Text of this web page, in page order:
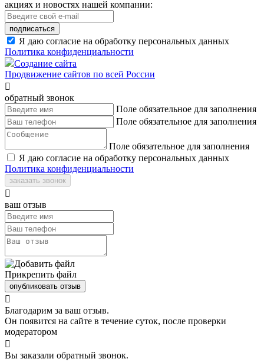
акциях и новостях нашей компании:
подписаться
Я даю согласие на обработку персональных данных
Политика конфиденциальности
Создание сайта
Продвижение сайтов по всей России

обратный звонок
Поле обязательное для заполнения
Поле обязательное для заполнения
Поле обязательное для заполнения
Я даю согласие на обработку персональных данных
Политика конфиденциальности
заказать звонок

ваш отзыв
Прикрепить файл
опубликовать отзыв

Благодарим за ваш отзыв.
Он появится на сайте в течение суток, после проверки
модератором

Вы заказали обратный звонок.